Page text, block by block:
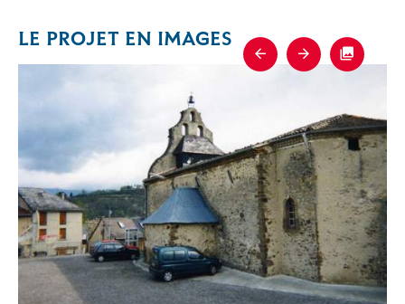
LE PROJET EN IMAGES
Previous
Next